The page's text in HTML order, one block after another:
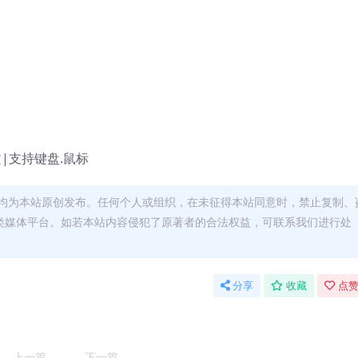
持键盘.鼠标
本站原创发布。任何个人或组织，在未征得本站同意时，禁止复制、
体平台。如若本站内容侵犯了原著者的合法权益，可联系我们进行处
分享 收藏 点